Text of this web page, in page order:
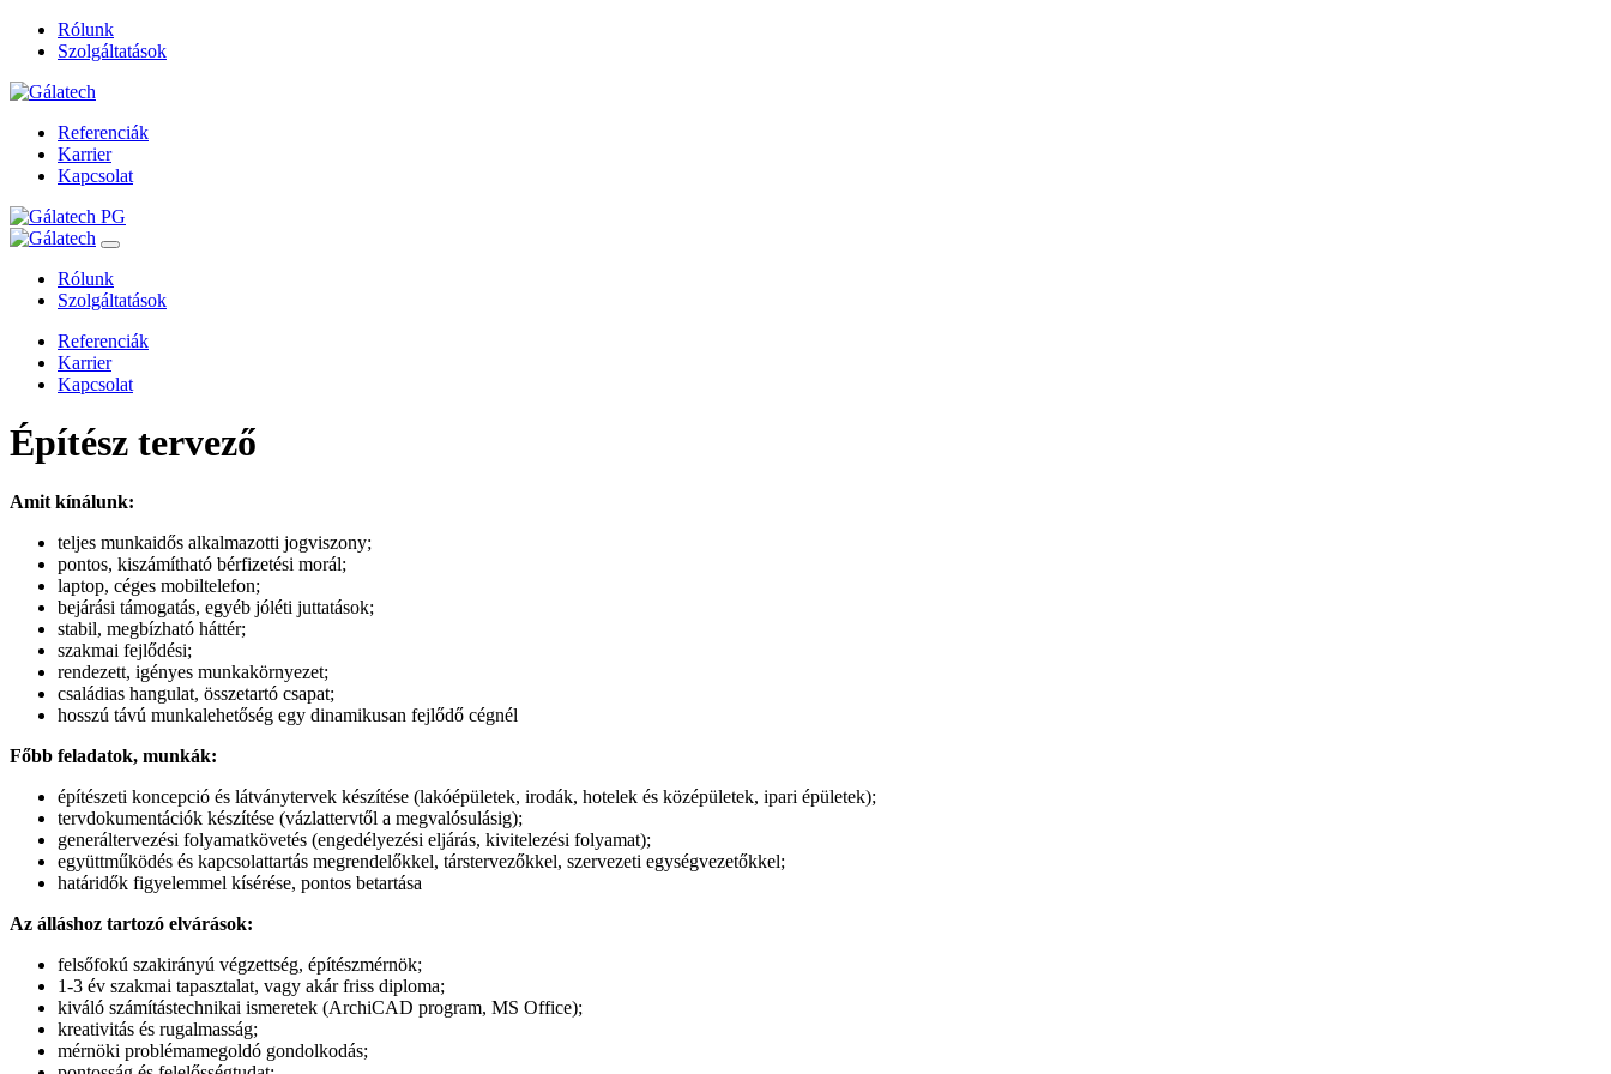
Rólunk
Szolgáltatások
Referenciák
Karrier
Kapcsolat
Rólunk
Szolgáltatások
Referenciák
Karrier
Kapcsolat
Építész tervező
Amit kínálunk:
teljes munkaidős alkalmazotti jogviszony;
pontos, kiszámítható bérfizetési morál;
laptop, céges mobiltelefon;
bejárási támogatás, egyéb jóléti juttatások;
stabil, megbízható háttér;
szakmai fejlődési;
rendezett, igényes munkakörnyezet;
családias hangulat, összetartó csapat;
hosszú távú munkalehetőség egy dinamikusan fejlődő cégnél
Főbb feladatok, munkák:
építészeti koncepció és látványtervek készítése (lakóépületek, irodák, hotelek és középületek, ipari épületek);
tervdokumentációk készítése (vázlattervtől a megvalósulásig);
generáltervezési folyamatkövetés (engedélyezési eljárás, kivitelezési folyamat);
együttműködés és kapcsolattartás megrendelőkkel, társtervezőkkel, szervezeti egységvezetőkkel;
határidők figyelemmel kísérése, pontos betartása
Az álláshoz tartozó elvárások:
felsőfokú szakirányú végzettség, építészmérnök;
1-3 év szakmai tapasztalat, vagy akár friss diploma;
kiváló számítástechnikai ismeretek (ArchiCAD program, MS Office);
kreativitás és rugalmasság;
mérnöki problémamegoldó gondolkodás;